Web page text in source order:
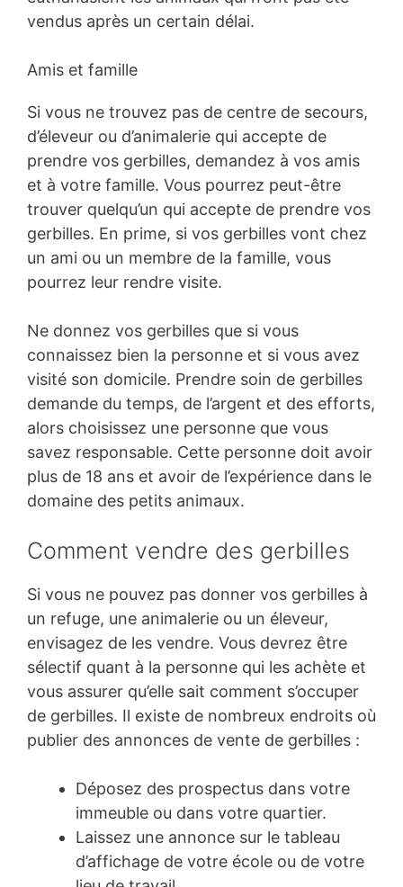
vendus après un certain délai.
Amis et famille
Si vous ne trouvez pas de centre de secours,
d’éleveur ou d’animalerie qui accepte de
prendre vos gerbilles, demandez à vos amis
et à votre famille. Vous pourrez peut-être
trouver quelqu’un qui accepte de prendre vos
gerbilles. En prime, si vos gerbilles vont chez
un ami ou un membre de la famille, vous
pourrez leur rendre visite.
Ne donnez vos gerbilles que si vous
connaissez bien la personne et si vous avez
visité son domicile. Prendre soin de gerbilles
demande du temps, de l’argent et des efforts,
alors choisissez une personne que vous
savez responsable. Cette personne doit avoir
plus de 18 ans et avoir de l’expérience dans le
domaine des petits animaux.
Comment vendre des gerbilles
Si vous ne pouvez pas donner vos gerbilles à
un refuge, une animalerie ou un éleveur,
envisagez de les vendre. Vous devrez être
sélectif quant à la personne qui les achète et
vous assurer qu’elle sait comment s’occuper
de gerbilles. Il existe de nombreux endroits où
publier des annonces de vente de gerbilles :
Déposez des prospectus dans votre
immeuble ou dans votre quartier.
Laissez une annonce sur le tableau
d’affichage de votre école ou de votre